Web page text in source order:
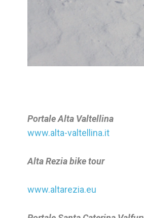
Portale Alta Valtellina
www.alta-valtellina.it
Alta Rezia bike tour
www.altarezia.eu